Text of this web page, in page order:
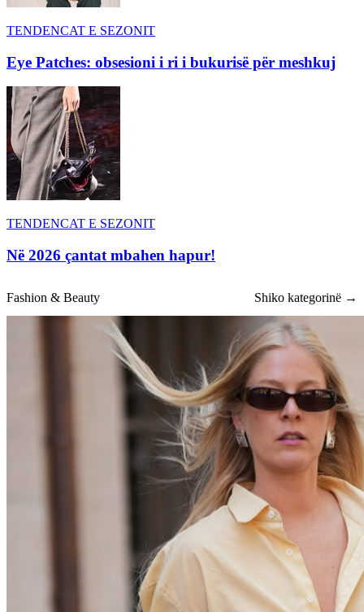
TENDENCAT E SEZONIT
Eye Patches: obsesioni i ri i bukurisë për meshkuj
TENDENCAT E SEZONIT
Në 2026 çantat mbahen hapur!
Fashion & Beauty Shiko kategorinë →